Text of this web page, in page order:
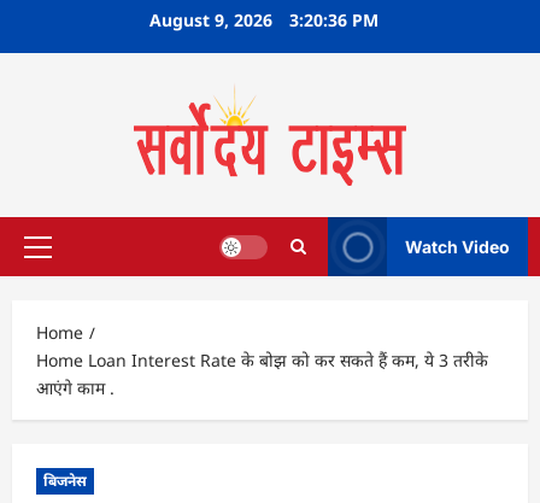
August 9, 2026 3:20:37 PM
Primary
Watch Video
Home
Home Loan Interest Rate के बोझ को कर सकते हैं कम, ये 3 तरीके
आएंगे काम .
बिजनेस